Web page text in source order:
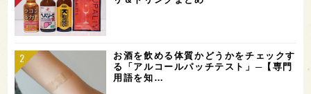
お酒を飲める体質かどうかをチェックす
る「アルコールパッチテスト」─【専門
用語を知…